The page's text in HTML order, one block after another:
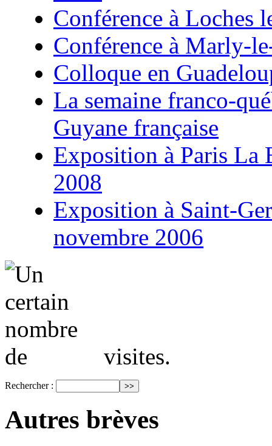
Conférence à Loches
Conférence à Marly-
Colloque en
La semaine franco-
Guyane française
Exposition à Paris
2008
Exposition à Saint-
novembre 2006
visites.
Rechercher :
Autres brèves